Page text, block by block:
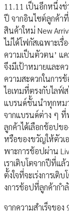
11.11 เป็นอีกหนึ่ง
ปี จากอินไซต์ลูกค้า
สินค้าใหม่ New
ไม่ได้โฟกัสเฉพาะเ
ความเป็นตัวตน’ แ
จึงมีเป้าหมายและค
ความสะดวกในการ
ไอเทมที่ตรงกับไลฟ์
แบรนด์ชั้นนำทุกหม
จากแบรนด์ต่าง ๆ ที่
ลูกค้าได้เลือกช้อป
หรือของขวัญให้ตัวเ
พาะการช้อปผ่าน
เราเติบโตจากปีที่แ
ตั้งใจที่จะเร่งการเ
งการช้อปที่ลูกค้ากำ
จากความสำเร็จขอ